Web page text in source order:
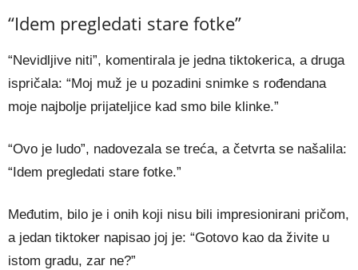
“Idem pregledati stare fotke”
“Nevidljive niti”, komentirala je jedna tiktokerica, a druga
ispričala: “Moj muž je u pozadini snimke s rođendana
moje najbolje prijateljice kad smo bile klinke.”
“Ovo je ludo”, nadovezala se treća, a četvrta se našalila:
“Idem pregledati stare fotke.”
Međutim, bilo je i onih koji nisu bili impresionirani pričom,
a jedan tiktoker napisao joj je: “Gotovo kao da živite u
istom gradu, zar ne?”